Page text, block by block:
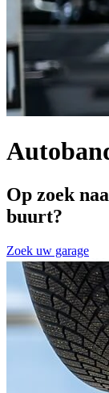
Op zoek
buurt?
Zoek uw garage